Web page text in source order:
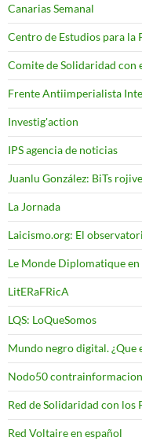
Canarias Semanal
Centro de Estudios para la
Comite de Solidaridad con
Frente Antiimperialista
Investig'action
IPS agencia de noticias
Juanlu González: BiTs
La Jornada
Laicismo.org: El
Le Monde Diplomatique en
LitERaFRicA
LQS: LoQueSomos
Mundo negro digital. ¿Que
Nodo50
Red de Solidaridad con
Red Voltaire en español